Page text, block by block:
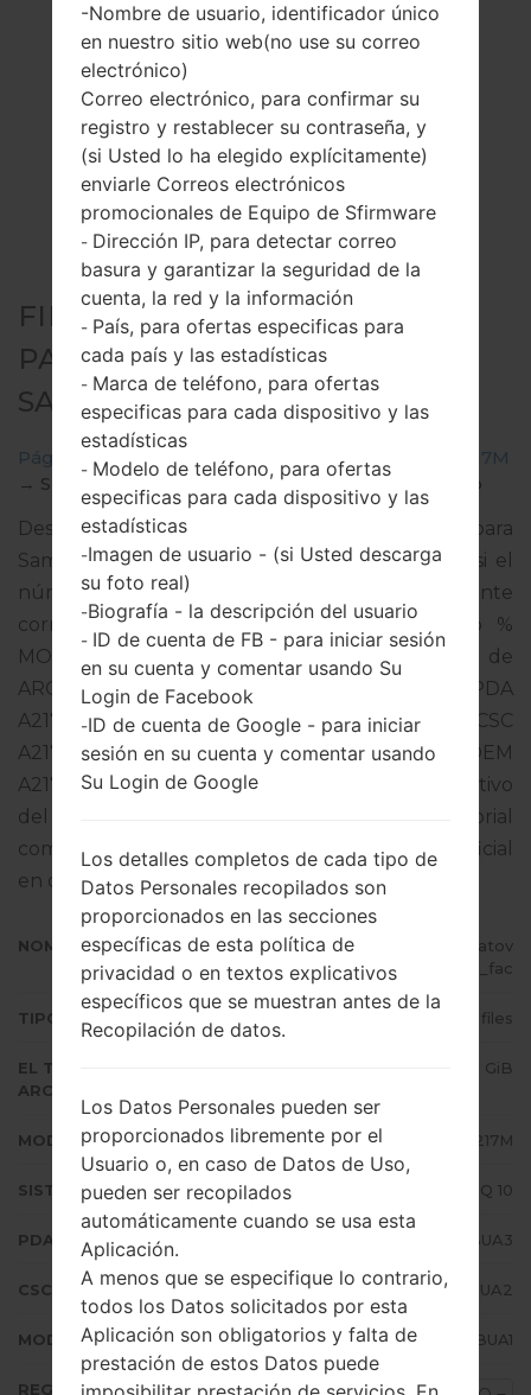
FIRMWARE OFICIAL #221954
PARA SM-A217M -
SAMSUNGGALAXY A21S
Página principal → Galaxy A21s
SamsungSM-A217M
→ SM-A217M_1_20210216174935_2atovk6j4l_fac.zip
Descargue la última actualización de firmware para
Samsung Galaxy A21s, pero no olvide verificar si el
número de modelo de su teléfono inteligente
corresponde al número de modelo indicado %
MODEL%. El código del firmware es ARO de
ARGENTINA. El producto viene con la versión PDA
A217MUBU5BUA3 y la versión CSC
A217MOWO5BUA2,Versión de MODEM
A217MUBU5BUA1. La versión del sistema operativo
del firmware dado es Android Q 10. Tutorial
completo sobre cómo actualizar el firmware oficial
en dispositivos Samsungaquí
NOMBRE DE ARCHIVO
SM-A217M_1_20210216174935_2atov
k6j4l_fac
TIPO DE FIRMWARE 4 files
EL TAMAÑO DEL
ARCHIVO
3.31 GiB
MODELO Samsung SM-A217M
SISTEMA OPERATIVO Android Q 10
PDA/AP VERSIÓN A217MUBU5BUA3
CSC VERSIÓN A217MOWO5BUA2
MODEM/CP VERSIÓN A217MUBU5BUA1
REGIÓN
-Nombre de usuario, identificador único
en nuestro sitio web(no use su correo
electrónico)
Correo electrónico, para confirmar su
registro y restablecer su contraseña, y
(si Usted lo ha elegido explícitamente)
enviarle Correos electrónicos
promocionales de Equipo de Sfirmware
- Dirección IP, para detectar correo
basura y garantizar la seguridad de la
cuenta, la red y la información
- País, para ofertas especificas para
cada país y las estadísticas
- Marca de teléfono, para ofertas
especificas para cada dispositivo y las
estadísticas
- Modelo de teléfono, para ofertas
especificas para cada dispositivo y las
estadísticas
-Imagen de usuario - (si Usted descarga
su foto real)
-Biografía - la descripción del usuario
- ID de cuenta de FB - para iniciar sesión
en su cuenta y comentar usando Su
Login de Facebook
-ID de cuenta de Google - para iniciar
sesión en su cuenta y comentar usando
Su Login de Google
Los detalles completos de cada tipo de
Datos Personales recopilados son
proporcionados en las secciones
específicas de esta política de
privacidad o en textos explicativos
específicos que se muestran antes de la
Recopilación de datos.
Los Datos Personales pueden ser
proporcionados libremente por el
Usuario o, en caso de Datos de Uso,
pueden ser recopilados
automáticamente cuando se usa esta
Aplicación.
A menos que se especifique lo contrario,
todos los Datos solicitados por esta
Aplicación son obligatorios y falta de
prestación de estos Datos puede